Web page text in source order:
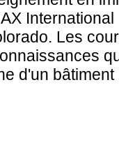
Les
d'un